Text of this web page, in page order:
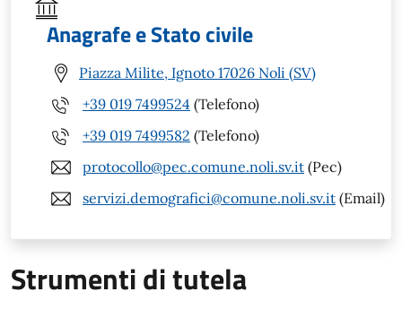
Anagrafe e Stato civile
Piazza Milite, Ignoto 17026 Noli (SV)
+39 019 7499524 (Telefono)
+39 019 7499582 (Telefono)
protocollo@pec.comune.noli.sv.it (Pec)
servizi.demografici@comune.noli.sv.it (Email)
Strumenti di tutela